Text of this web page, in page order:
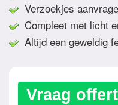
Verzoekjes
Compleet met licht
Altijd een geweldig
Vraag